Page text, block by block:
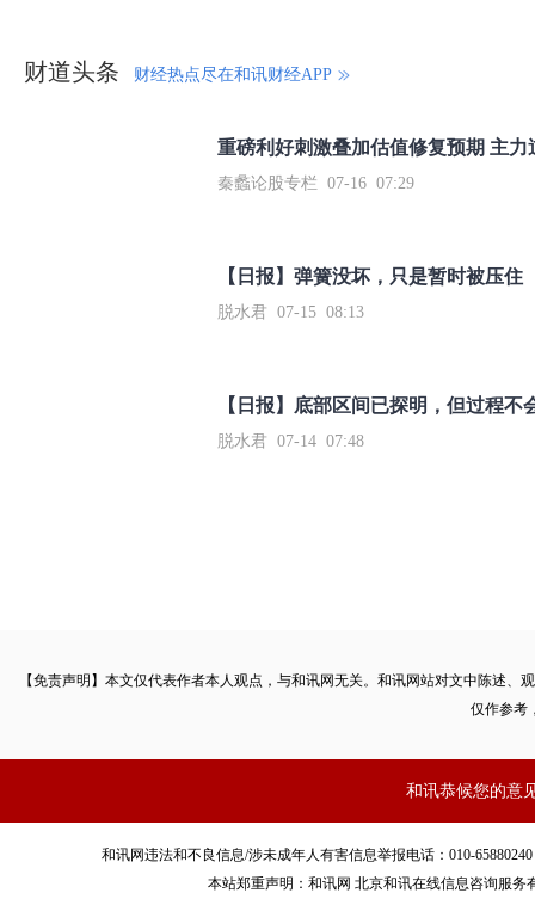
财道头条 财经热点尽在和讯财经APP
秦蠡论股专栏 07-16 07:29
【日报】弹簧没坏，只是暂时被压住
脱水君 07-15 08:13
【日报】底部区间已探明，但过程不
脱水君 07-14 07:48
【免责声明】本文仅代表作者本人观点，与和讯网无关。和讯网站对文中陈述
仅作参考
和讯恭候您的意
和讯网违法和不良信息/涉未成年人有害信息举报电话：010-
本站郑重声明：和讯网 北京和讯在线信息咨询服